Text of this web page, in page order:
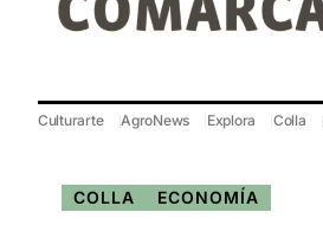
Culturarte AgroNews Explora Colla
COLLA ECONOMÍA